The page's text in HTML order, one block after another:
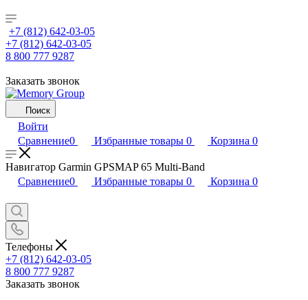
+7 (812) 642-03-05
+7 (812) 642-03-05
8 800 777 9287
Заказать звонок
Поиск
Войти
Сравнение0 Избранные товары 0 Корзина 0
Навигатор Garmin GPSMAP 65 Multi-Band
Сравнение0 Избранные товары 0 Корзина 0
Телефоны
+7 (812) 642-03-05
8 800 777 9287
Заказать звонок